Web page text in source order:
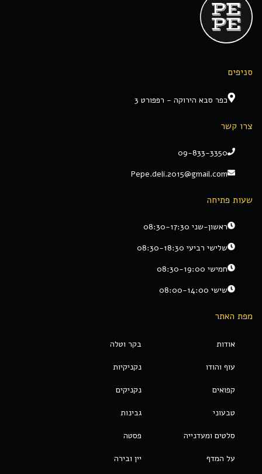
סניפים
כפר סבא הירוקה - רפפורט 3
צרו קשר
09-833-3350
Pepe.deli.2015@gmail.com
שעות פתיחה
ראשון-שני 08:30-17:30
שלישי רביעי 08:30-18:30
חמישי 08:30-19:00
שישי 08:00-14:00
מפת האתר
אודות בקר וטלה
עוף והודו נקניקיות
קפואים נקניקים
טבעוני גבינות
סלטים ומעדנייה פסטה
על המדף יין ובירה